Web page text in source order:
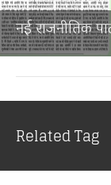
नई राजनीतिक
Related Tag